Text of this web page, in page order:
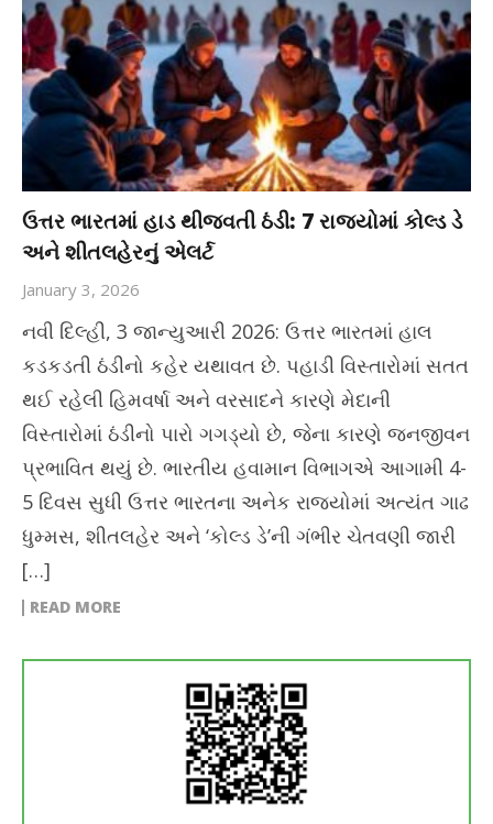
ઉત્તર ભારતમાં હાડ થીજવતી ઠંડી: 7 રાજ્યોમાં કોલ્ડ ડે
અને શીતલહેરનું એલર્ટ
January 3, 2026
નવી દિલ્હી, 3 જાન્યુઆરી 2026: ઉત્તર ભારતમાં હાલ
કડકડતી ઠંડીનો કહેર યથાવત છે. પહાડી વિસ્તારોમાં સતત
થઈ રહેલી હિમવર્ષા અને વરસાદને કારણે મેદાની
વિસ્તારોમાં ઠંડીનો પારો ગગડ્યો છે, જેના કારણે જનજીવન
પ્રભાવિત થયું છે. ભારતીય હવામાન વિભાગએ આગામી 4-
5 દિવસ સુધી ઉત્તર ભારતના અનેક રાજ્યોમાં અત્યંત ગાઢ
ધુમ્મસ, શીતલહેર અને ‘કોલ્ડ ડે’ની ગંભીર ચેતવણી જારી
[…]
READ MORE